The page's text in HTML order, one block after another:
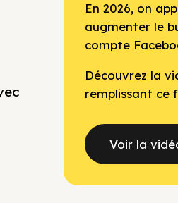
En 2026, on
augmenter le
compte
Découvrez la
remplissant ce
Voir la